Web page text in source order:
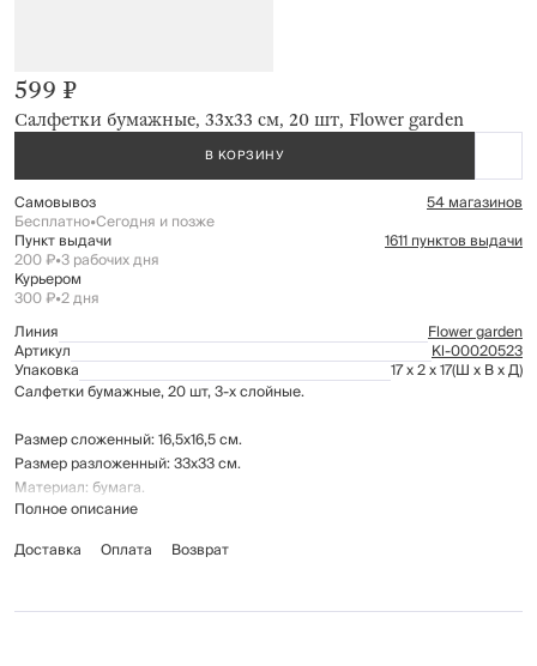
Салфетки бумажные, 33х33 см, 20 шт, Flower garden
599 ₽
В КОРЗИНУ
Самовывоз 54 магазинов
Бесплатно•Сегодня и позже
Пункт выдачи 1611 пунктов выдачи
200 ₽•3 рабочих дня
Курьером
300 ₽•2 дня
Линия
Flower garden
Артикул Kl-00020523
Упаковка 17 x 2 x 17(Ш x В x Д)
Салфетки бумажные, 20 шт, 3-х слойные.
Размер сложенный: 16,5х16,5 см.
Размер разложенный: 33x33 см.
Материал: бумага.
Полное описание
Доставка
Оплата Возврат